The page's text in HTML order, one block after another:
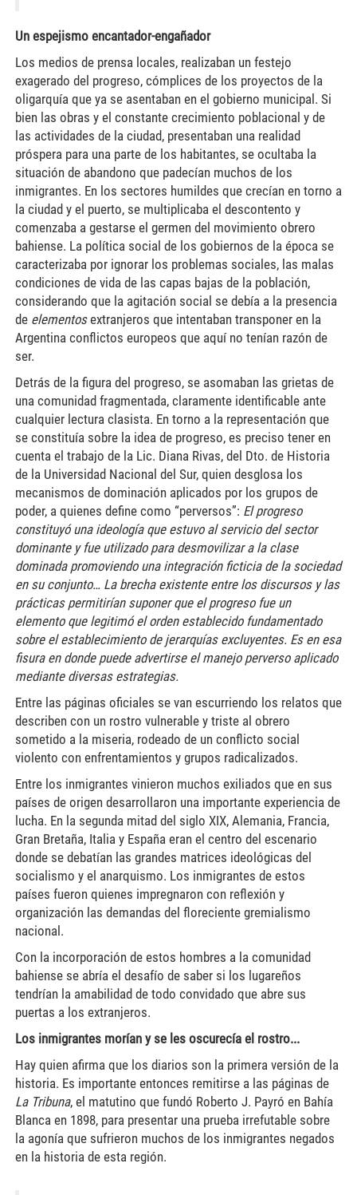
Un espejismo encantador-engañador
Los medios de prensa locales, realizaban un festejo
exagerado del progreso, cómplices de los proyectos de la
oligarquía que ya se asentaban en el gobierno municipal. Si
bien las obras y el constante crecimiento poblacional y de
las actividades de la ciudad, presentaban una realidad
próspera para una parte de los habitantes, se ocultaba la
situación de abandono que padecían muchos de los
inmigrantes. En los sectores humildes que crecían en torno a
la ciudad y el puerto, se multiplicaba el descontento y
comenzaba a gestarse el germen del movimiento obrero
bahiense. La política social de los gobiernos de la época se
caracterizaba por ignorar los problemas sociales, las malas
condiciones de vida de las capas bajas de la población,
considerando que la agitación social se debía a la presencia
de elementosextranjeros que intentaban transponer en la
Argentina conflictos europeos que aquí no tenían razón de
ser.
Detrás de la figura del progreso, se asomaban las grietas de
una comunidad fragmentada, claramente identificable ante
cualquier lectura clasista. En torno a la representación que
se constituía sobre la idea de progreso, es preciso tener en
cuenta el trabajo de la Lic. Diana Rivas, del Dto. de Historia
de la Universidad Nacional del Sur, quien desglosa los
mecanismos de dominación aplicados por los grupos de
poder, a quienes define como “perversos”: El progreso
constituyó una ideología que estuvo al servicio del sector
dominante y fue utilizado para desmovilizar a la clase
dominada promoviendo una integración ficticia de la sociedad
en su conjunto… La brecha existente entre los discursos y las
prácticas permitirían suponer que el progreso fue un
elemento que legitimó el orden establecido fundamentado
sobre el establecimiento de jerarquías excluyentes. Es en esa
fisura en donde puede advertirse el manejo perverso aplicado
mediante diversas estrategias.
Entre las páginas oficiales se van escurriendo los relatos que
describen con un rostro vulnerable y triste al obrero
sometido a la miseria, rodeado de un conflicto social
violento con enfrentamientos y grupos radicalizados.
Entre los inmigrantes vinieron muchos exiliados que en sus
países de origen desarrollaron una importante experiencia de
lucha. En la segunda mitad del siglo XIX, Alemania, Francia,
Gran Bretaña, Italia y España eran el centro del escenario
donde se debatían las grandes matrices ideológicas del
socialismo y el anarquismo. Los inmigrantes de estos
países fueron quienes impregnaron con reflexión y
organización las demandas del floreciente gremialismo
nacional.
Con la incorporación de estos hombres a la comunidad
bahiense se abría el desafío de saber si los lugareños
tendrían la amabilidad de todo convidado que abre sus
puertas a los extranjeros.
Los inmigrantes morían y se les oscurecía el rostro...
Hay quien afirma que los diarios son la primera versión de la
historia. Es importante entonces remitirse a las páginas de
La Tribuna, el matutino que fundó Roberto J. Payró en Bahía
Blanca en 1898, para presentar una prueba irrefutable sobre
la agonía que sufrieron muchos de los inmigrantes negados
en la historia de esta región.